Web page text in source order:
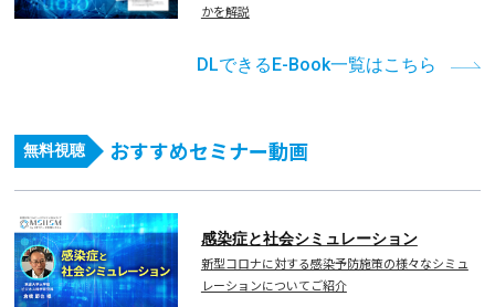
かを解説
DLできるE-Book一覧はこちら
無料視聴 おすすめセミナー動画
感染症と社会シミュレーション
新型コロナに対する感染予防施策の様々なシミュ
レーションについてご紹介